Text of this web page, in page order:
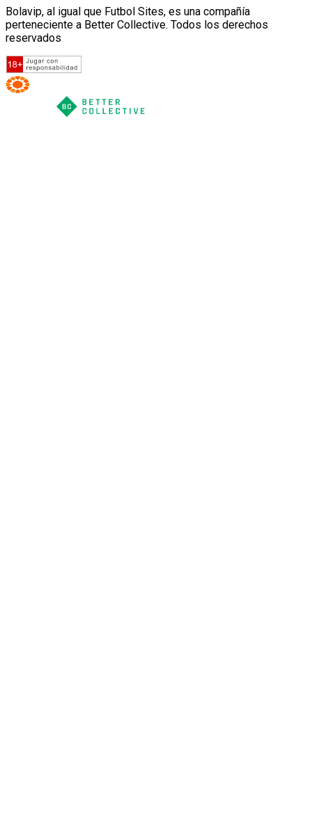
Bolavip, al igual que Futbol Sites, es una compañía
perteneciente a Better Collective. Todos los derechos
reservados